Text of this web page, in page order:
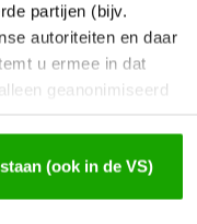
partijen (bijv.
autoriteiten en daar
u ermee in dat
geanonimiseerd
(ook in de VS)